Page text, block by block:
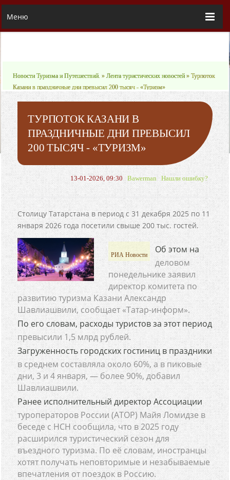
Меню
Новости Туризма и Путешествий. »Лента туристических новостей » Турпоток
Казани в праздничные дни превысил 200 тысяч - «Туризм»
ТУРПОТОК КАЗАНИ В
ПРАЗДНИЧНЫЕ ДНИ ПРЕВЫСИЛ
200 ТЫСЯЧ - «ТУРИЗМ»
13-01-2026, 09:30 Bawerman Нашли ошибку?
Столицу Татарстана в период с 31 декабря 2025 по 11
января 2026 года посетили свыше 200 тыс. гостей.
РИА Новости
Об этом на
деловом
понедельнике заявил
директор комитета по
развитию туризма Казани Александр
Шавлиашвили, сообщает «Татар-информ».
По его словам, расходы туристов за этот период
превысили 1,5 млрд рублей.
Загруженность городских гостиниц в праздники
в среднем составляла около 60%, а в пиковые
дни, 3 и 4 января, — более 90%, добавил
Шавлиашвили.
Ранее исполнительный директор Ассоциации
туроператоров России (АТОР) Майя Ломидзе в
беседе с НСН сообщила, что в 2025 году
расширился туристический сезон для
въездного туризма. По её словам, иностранцы
хотят получать неповторимые и незабываемые
впечатления от поездок в Россию.